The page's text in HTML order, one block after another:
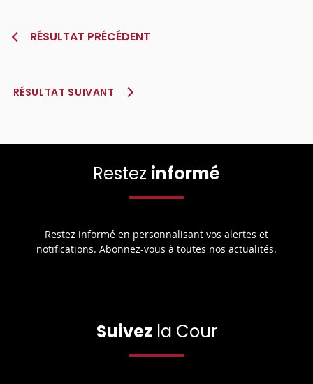
RÉSULTAT PRÉCÉDENT
RÉSULTAT SUIVANT
Restez informé
Restez informé en personnalisant vos alertes et
notifications. Abonnez-vous à toutes nos actualités.
Suivez la Cour